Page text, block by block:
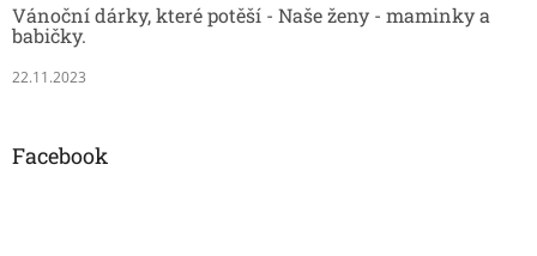
Vánoční dárky, které potěší - Naše ženy - maminky a
babičky.
22.11.2023
Facebook